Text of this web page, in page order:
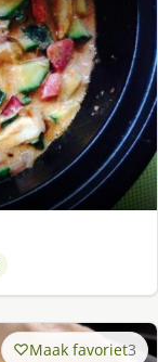
Maak favoriet3